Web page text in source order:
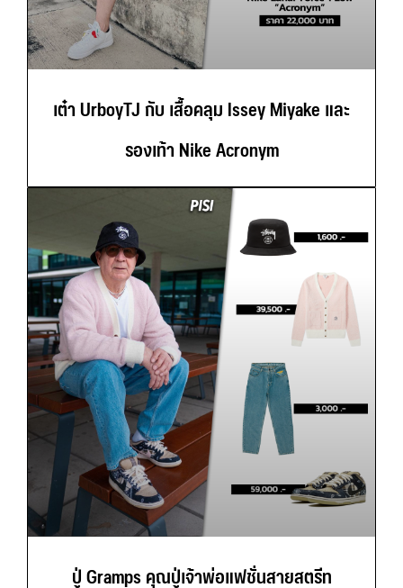
เต๋า UrboyTJ กับ เสื้อคลุม Issey Miyake และ
รองเท้า Nike Acronym
ปู่ Gramps คุณปู่เจ้าพ่อแฟชั่นสายสตรีท